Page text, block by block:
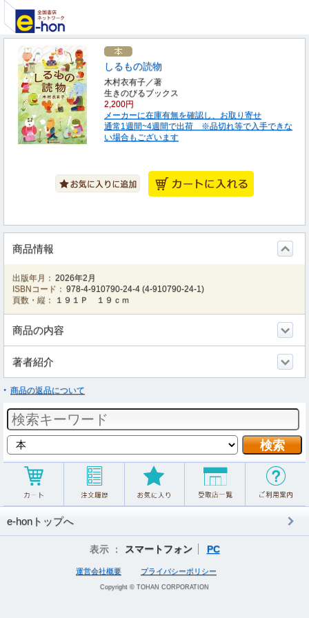
しるもの読物
木村衣有子／著
生きのびるブックス
2,200円
メーカーに在庫有無を確認し、お取り寄せ
通常1週間~4週間で出荷 ※品切れ等で入手できな
い場合もございます
商品情報
出版年月： 2026年2月
ISBNコード： 978-4-910790-24-4 (4-910790-24-1)
頁数・縦：
１９１Ｐ １９ｃｍ
商品の内容
著者紹介
商品の返品について
e-honトップへ
表示 ： スマートフォン PC
運営会社概要 プライバシーポリシー
Copyright © TOHAN CORPORATION